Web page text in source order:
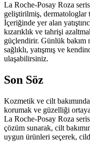
La Roche-Posay Roza
geliştirilmiş, dermatologlar
İçeriğinde yer alan
kızarıklık ve tahrişi
güçlendirir. Günlük bakım
sağlıklı, yatışmış ve
ulaşabilirsiniz.
Son Söz
Kozmetik ve cilt
korumak ve güzelliği ortaya
La Roche-Posay Roza
çözüm sunarak, cilt
uygun ürünleri seçerek,